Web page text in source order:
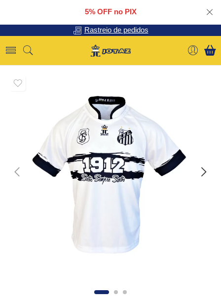
5% OFF no PIX
Rastreio de pedidos